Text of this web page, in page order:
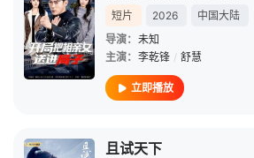
短片 2026
中国大陆
导演： 未知
主演： 李乾锋 / 舒慧
立即播放
且试天下